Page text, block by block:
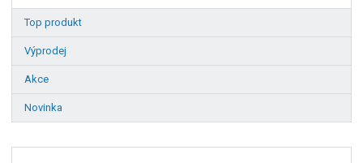
Top produkt
Výprodej
Akce
Novinka